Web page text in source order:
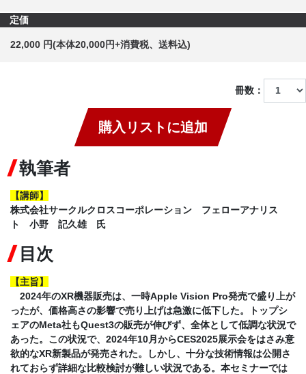
定価
22,000 円(本体20,000円+消費税、送料込)
冊数：
購入リストに追加
執筆者
【講師】
株式会社サークルクロスコーポレーション フェローアナリス
ト 小野 記久雄 氏
目次
【主旨】
2024年のXR機器販売は、一時Apple Vision Pro発売で盛り上が
ったが、価格高さの影響で売り上げは急激に低下した。トップシ
ェアのMeta社もQuest3の販売が伸びず、全体として低調な状況で
あった。この状況で、2024年10月からCES2025展示会をはさみ意
欲的なXR新製品が発売された。しかし、十分な技術情報は公開さ
れておらず詳細な比較検討が難しい状況である。本セミナーでは